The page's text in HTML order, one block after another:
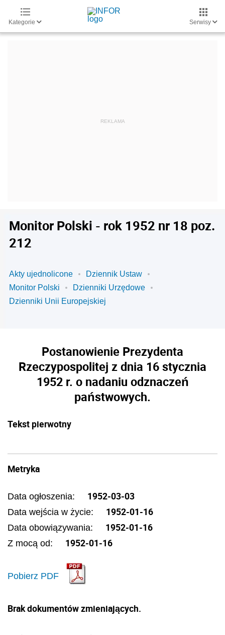
Kategorie Serwisy
Monitor Polski - rok 1952 nr 18 poz.
212
Akty ujednolicone
Dziennik Ustaw
Monitor Polski
Dzienniki Urzędowe
Dzienniki Unii Europejskiej
Postanowienie Prezydenta
Rzeczypospolitej z dnia 16 stycznia
1952 r. o nadaniu odznaczeń
państwowych.
Tekst pierwotny
Metryka
Data ogłoszenia: 1952-03-03
Data wejścia w życie: 1952-01-16
Data obowiązywania: 1952-01-16
Z mocą od: 1952-01-16
Pobierz PDF
Brak dokumentów zmieniających.